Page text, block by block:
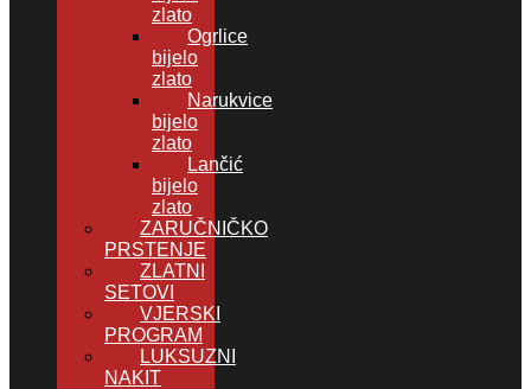
zlato
Ogrlice
bijelo
zlato
Narukvice
bijelo
zlato
Lančić
bijelo
zlato
ZARUČNIČKO
PRSTENJE
ZLATNI
SETOVI
VJERSKI
PROGRAM
LUKSUZNI
NAKIT